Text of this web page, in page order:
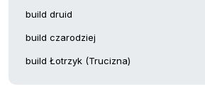
build druid
build czarodziej
build Łotrzyk (Trucizna)